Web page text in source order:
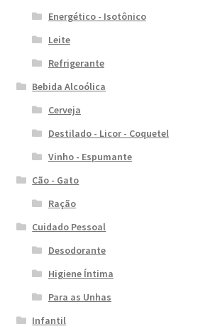
Energético - Isotônico
Leite
Refrigerante
Bebida Alcoólica
Cerveja
Destilado - Licor - Coquetel
Vinho - Espumante
Cão - Gato
Ração
Cuidado Pessoal
Desodorante
Higiene Íntima
Para as Unhas
Infantil